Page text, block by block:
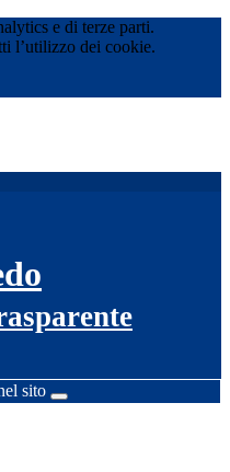
e di terze parti.
l’utilizzo dei cookie.
sito